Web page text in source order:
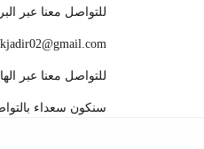
للتواصل معنا عبر
kjadir02@gmail.com
للتواصل معنا عبر
سنكون سعداء